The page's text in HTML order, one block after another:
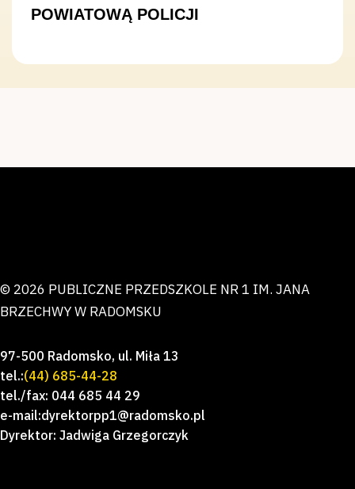
POWIATOWĄ POLICJI
© 2026 PUBLICZNE PRZEDSZKOLE NR 1 IM. JANA
BRZECHWY W RADOMSKU
97-500 Radomsko, ul. Miła 13
tel.:(44) 685-44-28
tel./fax: 044 685 44 29
e-mail:dyrektorpp1@radomsko.pl
Dyrektor: Jadwiga Grzegorczyk